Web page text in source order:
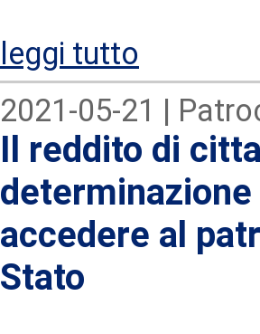
leggi tutto
2021-05-21 |
Il reddito di
accedere al
Stato